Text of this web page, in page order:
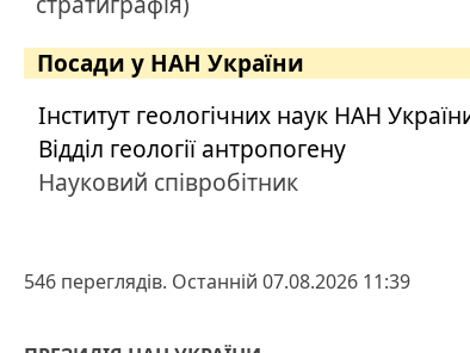
Посади у НАН України
Інститут геологічних наук НАН
Відділ геології антропогену
Науковий співробітник
546 переглядів. Останній 07.08.2026 11:39